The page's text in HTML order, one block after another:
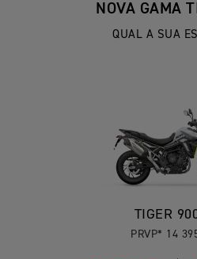
NOVA GAMA
QUAL A SUA
TIGER
PRVP* 14